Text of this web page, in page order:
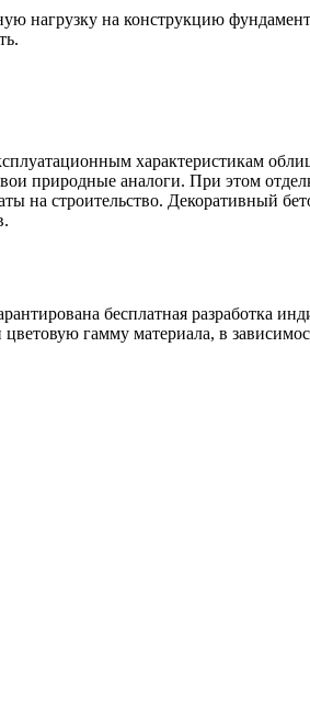
нагрузку на конструкцию
характеристикам
природные аналоги. При этом
на строительство. Декоративный
бесплатная разработка
гамму материала, в